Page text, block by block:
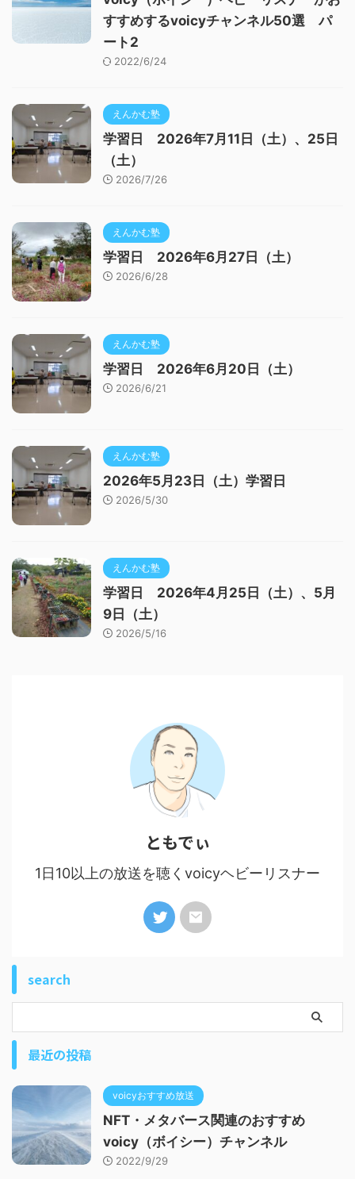
すすめするvoicyチャンネル50選 パ
ート2
2022/6/24
えんかむ塾
学習日 2026年7月11日（土）、25日
（土）
2026/7/26
えんかむ塾
学習日 2026年6月27日（土）
2026/6/28
えんかむ塾
学習日 2026年6月20日（土）
2026/6/21
えんかむ塾
2026年5月23日（土）学習日
2026/5/30
えんかむ塾
学習日 2026年4月25日（土）、5月
9日（土）
2026/5/16
ともでぃ
1日10以上の放送を聴くvoicyヘビーリスナー
search
最近の投稿
voicyおすすめ放送
NFT・メタバース関連のおすすめ
voicy（ボイシー）チャンネル
2022/9/29